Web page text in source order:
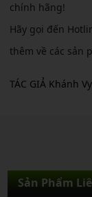
chính hãng!
Hãy gọi đến
thêm về các sản
TÁC GIẢ Khánh Vy
Sản Phẩm